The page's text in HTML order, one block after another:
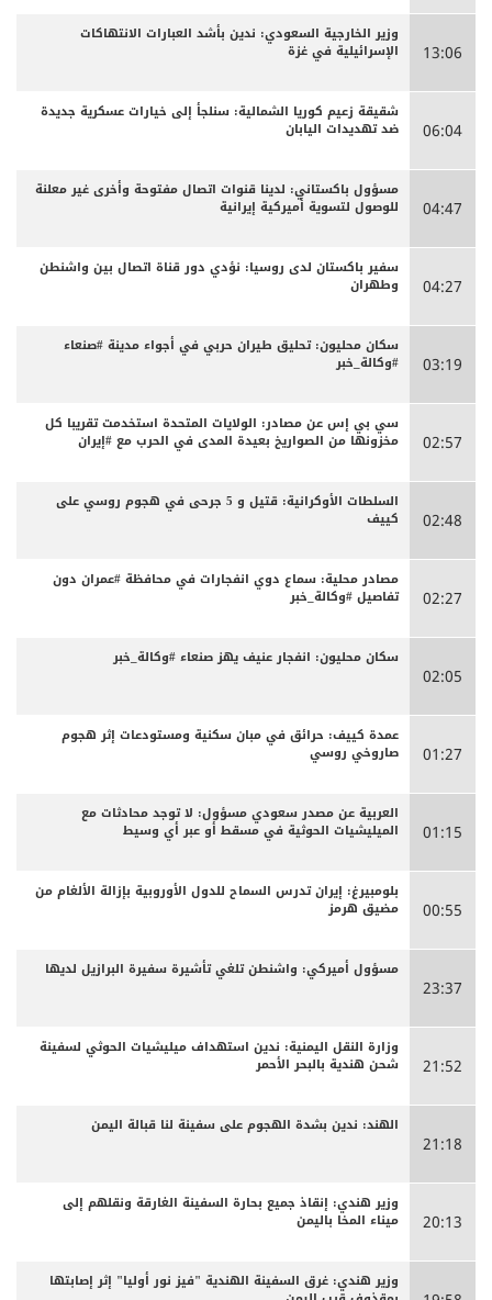
13:06
وزير الخارجية السعودي: ندين بأشد العبارات الانتهاكات
الإسرائيلية في غزة
06:04
شقيقة زعيم كوريا الشمالية: سنلجأ إلى خيارات عسكرية جديدة
ضد تهديدات اليابان
04:47
مسؤول باكستاني: لدينا قنوات اتصال مفتوحة وأخرى غير معلنة
للوصول لتسوية أميركية إيرانية
04:27
سفير باكستان لدى روسيا: نؤدي دور قناة اتصال بين واشنطن
وطهران
03:19
سكان محليون: تحليق طيران حربي في أجواء مدينة #صنعاء
#وكالة_خبر
02:57
سي بي إس عن مصادر: الولايات المتحدة استخدمت تقريبا كل
مخزونها من الصواريخ بعيدة المدى في الحرب مع #إيران
02:48
السلطات الأوكرانية: قتيل و 5 جرحى في هجوم روسي على
كييف
02:27
مصادر محلية: سماع دوي انفجارات في محافظة #عمران دون
تفاصيل #وكالة_خبر
02:05
سكان محليون: انفجار عنيف يهز صنعاء #وكالة_خبر
01:27
عمدة كييف: حرائق في مبان سكنية ومستودعات إثر هجوم
صاروخي روسي
01:15
العربية عن مصدر سعودي مسؤول: لا توجد محادثات مع
الميليشيات الحوثية في مسقط أو عبر أي وسيط
00:55
بلومبيرغ: إيران تدرس السماح للدول الأوروبية بإزالة الألغام من
مضيق هرمز
23:37
مسؤول أميركي: واشنطن تلغي تأشيرة سفيرة البرازيل لديها
21:52
وزارة النقل اليمنية: ندين استهداف ميليشيات الحوثي لسفينة
شحن هندية بالبحر الأحمر
21:18
الهند: ندين بشدة الهجوم على سفينة لنا قبالة اليمن
20:13
وزير هندي: إنقاذ جميع بحارة السفينة الغارقة ونقلهم إلى
ميناء المخا باليمن
وزير هندي: غرق السفينة الهندية "فيز نور أوليا" إثر إصابتها